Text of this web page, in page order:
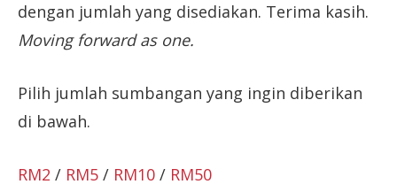
dengan jumlah yang disediakan. Terima kasih.
Moving forward as one.
Pilih jumlah sumbangan yang ingin diberikan
di bawah.
RM2 / RM5 / RM10 / RM50